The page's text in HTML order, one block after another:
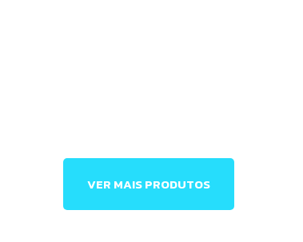
VER MAIS PRODUTOS